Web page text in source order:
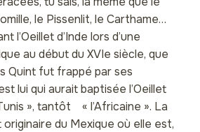
le Pissenlit, le Carthame…
l’Oeillet d’Inde lors d’une
au début du XVIe siècle, que
Quint fut frappé par ses
lui qui aurait baptisée l’Oeillet
», tantôt « l’Africaine ». La
originaire du Mexique où elle est,